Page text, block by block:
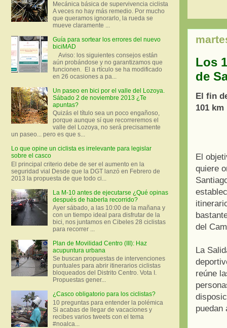
Los
de
El fin
101
El
quiere
del
La
reúne
puedan
Mecánica básica de supervivencia ciclista
A veces no hay más remedio. Por mucho
que queramos ignorarlo, la rueda se
mueve claramente ...
Guía para sortear los errores del nuevo
biciMAD
Aviso: los siguientes consejos están
aún probándose y no garantizamos que
funcionen. El a rtículo se ha modificado
en 26 ocasiones a pa...
Un paseo en bici por el valle del Lozoya.
Sábado 2 de noviembre 2013 ¿Te
apuntas?
Quizás el título sea un poco engañoso,
porque aunque sí que recorreremos el
valle del Lozoya, no será precisamente
un paseo... pero es que s...
Lo que opine un ciclista es irrelevante para legislar
sobre el casco
El principal criterio debe de ser el aumento en la
seguridad vial Desde que la DGT lanzó en Febrero de
2013 la propuesta de que todo ci...
La M-10 antes de ejecutarse ¿Qué opinas
después de haberla recorrido?
Ayer sábado, a las 10:00 de la mañana y
con un tiempo ideal para disfrutar de la
bici, nos juntamos en Cibeles 28 ciclistas
para recorrer ...
Plan de Movilidad Centro (III): Haz
acupuntura urbana
Se buscan propuestas de intervenciones
puntuales para abrir itinerarios ciclistas
bloqueados del Distrito Centro. Vota I.
Propuestas gener...
¿Casco obligatorio para los ciclistas?
10 preguntas para entender la polémica
Si acabas de llegar de vacaciones y
recibes varios tweets con el tema
#noalca...